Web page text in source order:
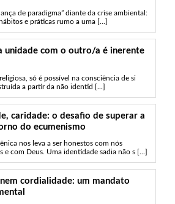
de paradigma” diante da crise ambiental:
e práticas rumo a uma [...]
unidade com o outro/a é inerente
só é possível na consciência de si
a partir da não identid [...]
caridade: o desafio de superar a
do ecumenismo
nos leva a ser honestos com nós
e com Deus. Uma identidade sadia não s [...]
cordialidade: um mandato